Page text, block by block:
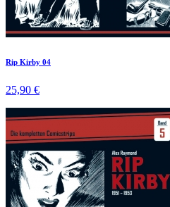
Rip Kirby 04
25,90 €